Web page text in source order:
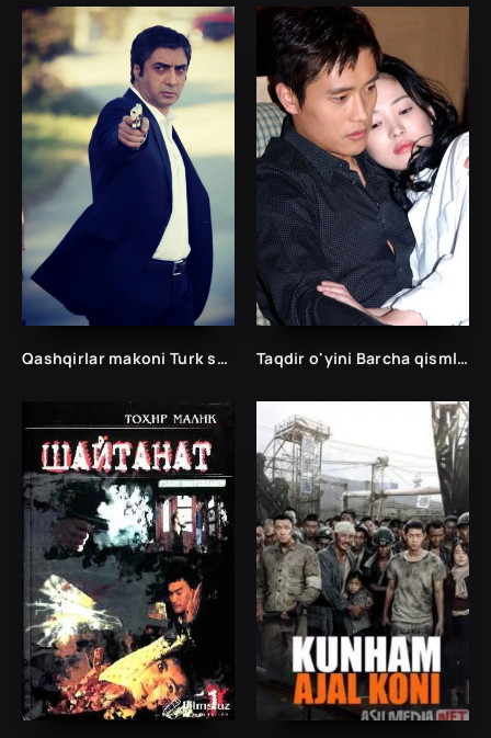
Qashqirlar makoni Turk seriali Taqdir o'yini Barcha qismlar